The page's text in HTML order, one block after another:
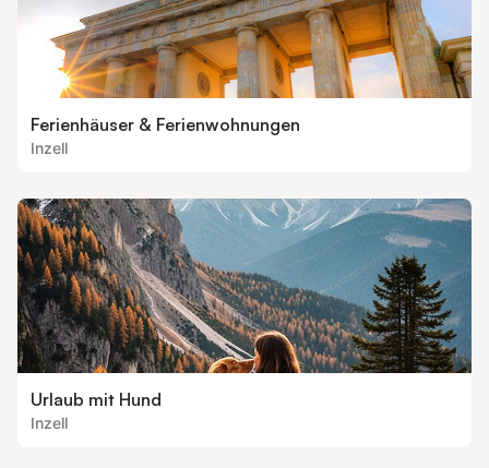
Ferienhäuser & Ferienwohnungen
Inzell
Urlaub mit Hund
Inzell